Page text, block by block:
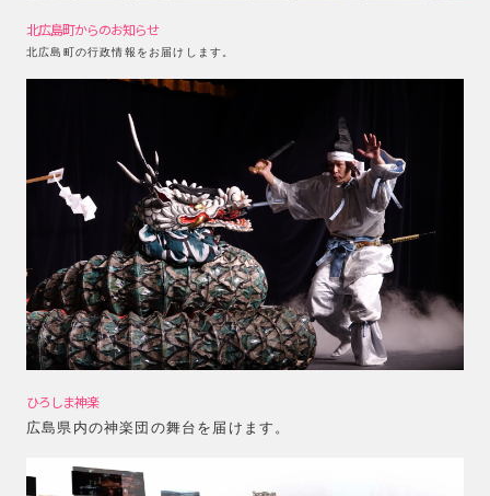
北広島町からのお知らせ
北広島町の行政情報をお届けします。
ひろしま神楽
広島県内の神楽団の舞台を届けます。